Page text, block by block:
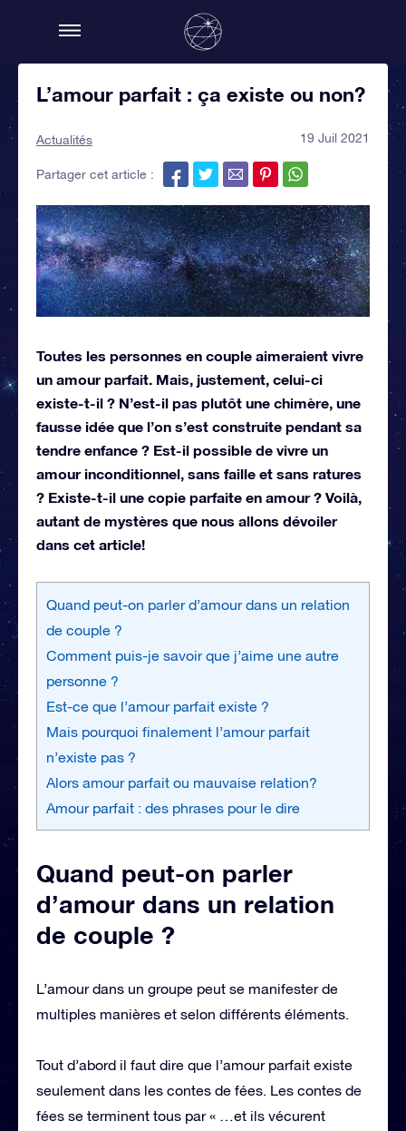
L’amour parfait : ça existe ou non?
Actualités 19 Juil 2021
Partager cet article :
Toutes les personnes en couple aimeraient vivre
un amour parfait. Mais, justement, celui-ci
existe-t-il ? N’est-il pas plutôt une chimère, une
fausse idée que l’on s’est construite pendant sa
tendre enfance ? Est-il possible de vivre un
amour inconditionnel, sans faille et sans ratures
? Existe-t-il une copie parfaite en amour ? Voilà,
autant de mystères que nous allons dévoiler
dans cet article!
Quand peut-on parler d’amour dans un relation
de couple ?
Comment puis-je savoir que j’aime une autre
personne ?
Est-ce que l’amour parfait existe ?
Mais pourquoi finalement l’amour parfait
n’existe pas ?
Alors amour parfait ou mauvaise relation?
Amour parfait : des phrases pour le dire
Quand peut-on parler
d’amour dans un relation
de couple ?
L’amour dans un groupe peut se manifester de
multiples manières et selon différents éléments.
Tout d’abord il faut dire que l’amour parfait existe
seulement dans les contes de fées. Les contes de
fées se terminent tous par « …et ils vécurent